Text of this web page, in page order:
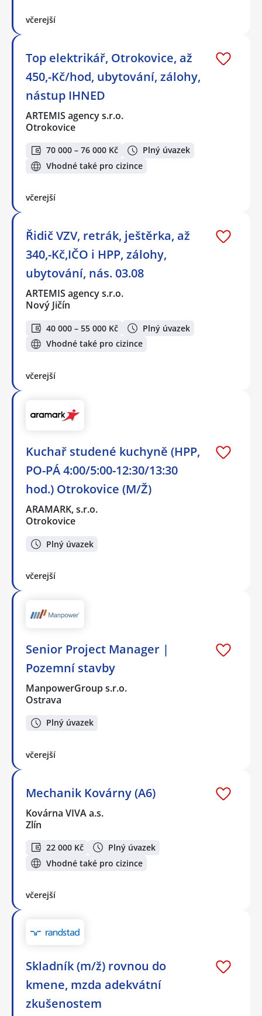
včerejší
Top elektrikář, Otrokovice, až
450,-Kč/hod, ubytování, zálohy,
nástup IHNED
ARTEMIS agency s.r.o.
Otrokovice
70 000 – 76 000 Kč
Plný úvazek
Vhodné také pro cizince
včerejší
Řidič VZV, retrák, ještěrka, až
340,-Kč,IČO i HPP, zálohy,
ubytování, nás. 03.08
ARTEMIS agency s.r.o.
Nový Jičín
40 000 – 55 000 Kč
Plný úvazek
Vhodné také pro cizince
včerejší
Kuchař studené kuchyně (HPP,
PO-PÁ 4:00/5:00-12:30/13:30
hod.) Otrokovice (M/Ž)
ARAMARK, s.r.o.
Otrokovice
Plný úvazek
včerejší
Senior Project Manager |
Pozemní stavby
ManpowerGroup s.r.o.
Ostrava
Plný úvazek
včerejší
Mechanik Kovárny (A6)
Kovárna VIVA a.s.
Zlín
22 000 Kč
Plný úvazek
Vhodné také pro cizince
včerejší
Skladník (m/ž) rovnou do
kmene, mzda adekvátní
zkušenostem